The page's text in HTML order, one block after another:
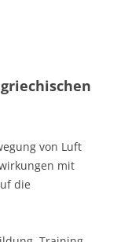
von Luft
mit
die